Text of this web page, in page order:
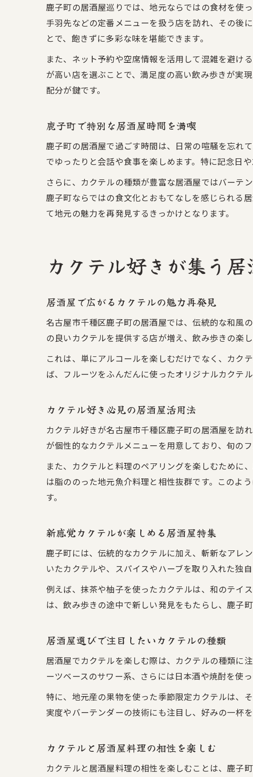
鹿子町の居酒屋巡りでは、地元ならではの食材を使
手羽先などの定番メニューを扱う店を訪れ、その後
とで、飽きずに多彩な味を堪能できます。
また、ネット予約や空席情報を活用して混雑を避け
が高い店を選ぶことで、満足度の高い飲み歩きが実
配分が鍵です。
鹿子町で特別な居酒屋時間を満喫
鹿子町の居酒屋で過ごす時間は、日常の喧騒を忘れ
でゆったりと会話や食事を楽しめます。特に記念日
さらに、カクテルの種類が豊富な居酒屋ではバーテ
鹿子町ならではの食文化とおもてなしを感じられる
て地元の魅力を再発見するきっかけとなります。
カクテル好きが集う
居酒屋で広がるカクテルの魅力再発見
名古屋市千種区鹿子町の居酒屋では、伝統的な和風
の良いカクテルを提供する店が増え、飲み歩きの楽し
これは、単にアルコールを楽しむだけでなく、カク
ば、フルーツをふんだんに使ったオリジナルカクテ
カクテル好き必見の居酒屋活用法
カクテル好きが名古屋市千種区鹿子町の居酒屋を訪
が個性的なカクテルメニューを用意しており、旬の
また、カクテルと料理のペアリングを楽しむために
は脂ののった地元魚介料理と相性抜群です。このよ
す。
新感覚カクテルが楽しめる居酒屋特集
鹿子町には、伝統的なカクテルに加え、斬新なアレ
いたカクテルや、スパイスやハーブを取り入れた独
例えば、抹茶や柚子を使ったカクテルは、和のテイ
は、飲み歩きの途中で新しい発見をもたらし、鹿子
居酒屋選びで注目したいカクテルの種類
居酒屋でカクテルを楽しむ際は、カクテルの種類に
ーツベースのサワー系、さらには日本酒や焼酎を使
特に、地元産の果物を使った季節限定カクテルは、
実度やバーテンダーの技術にも注目し、好みの一杯
カクテルと居酒屋料理の相性を楽しむ
カクテルと居酒屋料理の相性を楽しむことは、鹿子